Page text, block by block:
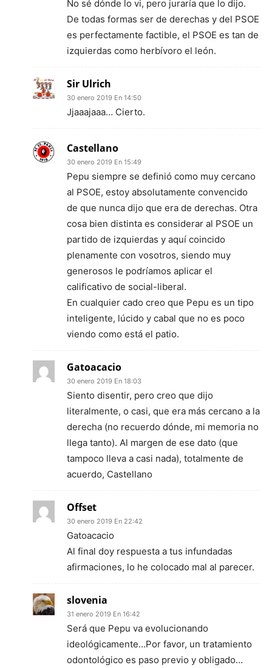
No sé dónde lo vi, pero juraría que lo dijo.
De todas formas ser de derechas y del PSOE
es perfectamente factible, el PSOE es tan de
izquierdas como herbívoro el león.
Sir Ulrich
30 enero 2019 En 14:50
Jjaaajaaa… Cierto.
Castellano
30 enero 2019 En 15:49
Pepu siempre se definió como muy cercano
al PSOE, estoy absolutamente convencido
de que nunca dijo que era de derechas. Otra
cosa bien distinta es considerar al PSOE un
partido de izquierdas y aquí coincido
plenamente con vosotros, siendo muy
generosos le podríamos aplicar el
calificativo de social-liberal.
En cualquier cado creo que Pepu es un tipo
inteligente, lúcido y cabal que no es poco
viendo como está el patio.
Gatoacacio
30 enero 2019 En 18:03
Siento disentir, pero creo que dijo
literalmente, o casi, que era más cercano a la
derecha (no recuerdo dónde, mi memoria no
llega tanto). Al margen de ese dato (que
tampoco lleva a casi nada), totalmente de
acuerdo, Castellano
Offset
30 enero 2019 En 22:42
Gatoacacio
Al final doy respuesta a tus infundadas
afirmaciones, lo he colocado mal al parecer.
slovenia
31 enero 2019 En 16:42
Será que Pepu va evolucionando
ideológicamente…Por favor, un tratamiento
odontológico es paso previo y obligado…